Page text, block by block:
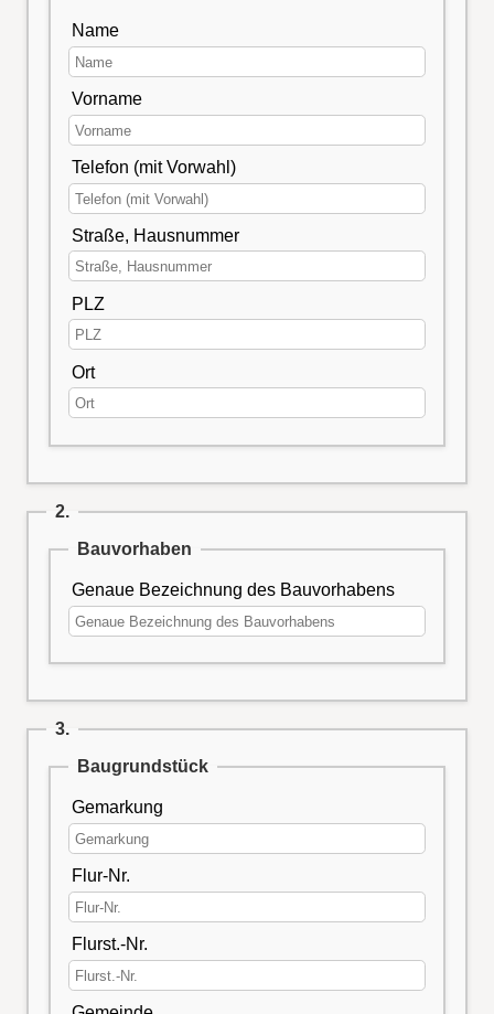
Name
Vorname
Telefon (mit Vorwahl)
Straße, Hausnummer
PLZ
Ort
2.
Bauvorhaben
Genaue Bezeichnung des Bauvorhabens
3.
Baugrundstück
Gemarkung
Flur-Nr.
Flurst.-Nr.